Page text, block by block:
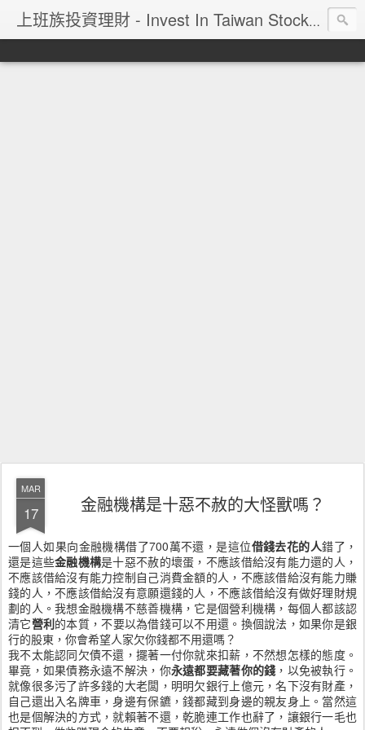
上班族投資理財 - Invest In Taiwan Stock Market
MAR
17 金融機構是十惡不赦的大怪獸嗎？
一個人如果向金融機構借了700萬不還，是這位借錢去花的人錯了，
還是這些金融機構是十惡不赦的壞蛋，不應該借給沒有能力還的人，
不應該借給沒有能力控制自己消費金額的人，不應該借給沒有能力賺
錢的人，不應該借給沒有意願還錢的人，不應該借給沒有做好理財規
劃的人。我想金融機構不慈善機構，它是個營利機構，每個人都該認
清它營利的本質，不要以為借錢可以不用還。換個說法，如果你是銀
行的股東，你會希望人家欠你錢都不用還嗎？
我不太能認同欠債不還，擺著一付你就來扣薪，不然想怎樣的態度。
畢竟，如果債務永遠不解決，你永遠都要藏著你的錢 ，以免被執行。
就像很多污了許多錢的大老闆，明明欠銀行上億元，名下沒有財產，
自己還出入名牌車，身邊有保鑣，錢都藏到身邊的親友身上。當然這
也是個解決的方式，就賴著不還，乾脆連工作也辭了，讓銀行一毛也